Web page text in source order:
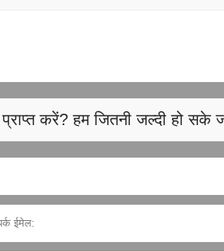
करें? हम जितनी जल्दी हो